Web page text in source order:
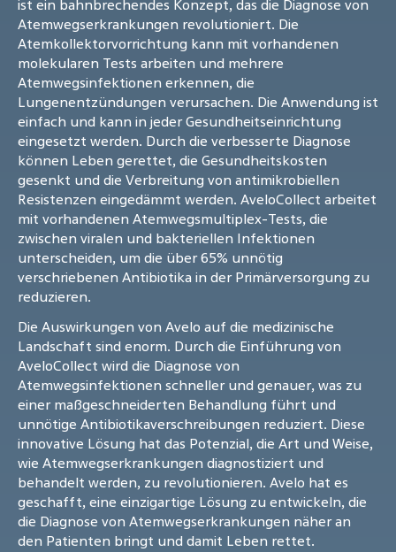
ist ein bahnbrechendes Konzept, das die Diagnose von
Atemwegserkrankungen revolutioniert. Die
Atemkollektorvorrichtung kann mit vorhandenen
molekularen Tests arbeiten und mehrere
Atemwegsinfektionen erkennen, die
Lungenentzündungen verursachen. Die Anwendung ist
einfach und kann in jeder Gesundheitseinrichtung
eingesetzt werden. Durch die verbesserte Diagnose
können Leben gerettet, die Gesundheitskosten
gesenkt und die Verbreitung von antimikrobiellen
Resistenzen eingedämmt werden. AveloCollect arbeitet
mit vorhandenen Atemwegsmultiplex-Tests, die
zwischen viralen und bakteriellen Infektionen
unterscheiden, um die über 65% unnötig
verschriebenen Antibiotika in der Primärversorgung zu
reduzieren.
Die Auswirkungen von Avelo auf die medizinische
Landschaft sind enorm. Durch die Einführung von
AveloCollect wird die Diagnose von
Atemwegsinfektionen schneller und genauer, was zu
einer maßgeschneiderten Behandlung führt und
unnötige Antibiotikaverschreibungen reduziert. Diese
innovative Lösung hat das Potenzial, die Art und Weise,
wie Atemwegserkrankungen diagnostiziert und
behandelt werden, zu revolutionieren. Avelo hat es
geschafft, eine einzigartige Lösung zu entwickeln, die
die Diagnose von Atemwegserkrankungen näher an
den Patienten bringt und damit Leben rettet.